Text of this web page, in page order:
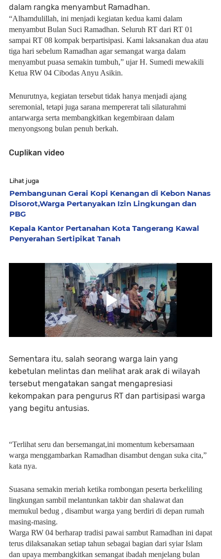
dalam rangka menyambut Ramadhan.
“Alhamdulillah, ini menjadi kegiatan kedua kami dalam
menyambut Bulan Suci Ramadhan. Seluruh RT dari RT 01
sampai RT 08 kompak berpartisipasi. Kami laksanakan dua atau
tiga hari sebelum Ramadhan agar semangat warga dalam
menyambut puasa semakin tumbuh,” ujar H. Sumedi mewakili
Ketua RW 04 Cibodas Anyu Asikin.
Menurutnya, kegiatan tersebut tidak hanya menjadi ajang
seremonial, tetapi juga sarana mempererat tali silaturahmi
antarwarga serta membangkitkan kegembiraan dalam
menyongsong bulan penuh berkah.
Cuplikan video
Lihat juga
Pembangunan Gerai Kopi Kenangan di Kebon Nanas
Disorot,Warga Pertanyakan Izin Lingkungan dan
PBG
Kepala Kantor Pertanahan Kota Tangerang Kawal
Penyerahan Sertipikat Tanah
Sementara itu, salah seorang warga lain yang
kebetulan melintas dan melihat arak arak di wilayah
tersebut mengatakan sangat mengapresiasi
kekompakan para pengurus RT dan partisipasi warga
yang begitu antusias.
“Terlihat seru dan bersemangat,ini momentum kebersamaan
warga menggambarkan Ramadhan disambut dengan suka cita,”
kata nya.
Suasana semakin meriah ketika rombongan peserta berkeliling
lingkungan sambil melantunkan takbir dan shalawat dan
memukul bedug , disambut warga yang berdiri di depan rumah
masing-masing.
Warga RW 04 berharap tradisi pawai sambut Ramadhan ini dapat
terus dilaksanakan setiap tahun sebagai bagian dari syiar Islam
dan upaya membangkitkan semangat ibadah menjelang bulan